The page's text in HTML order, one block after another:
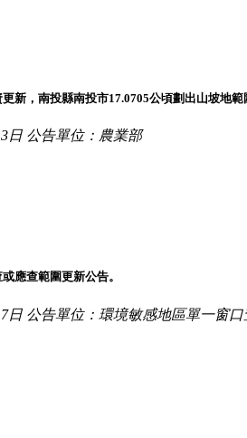
新，南投縣南投市17.0705公頃劃出山坡地範
日 公告單位：農業部
應查範圍更新公告。
日 公告單位：環境敏感地區單一窗